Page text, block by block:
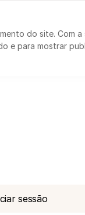
do site. Com
e para mostrar
sessão
Reclamações